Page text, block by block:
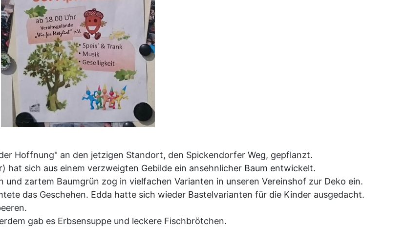
Hoffnung" an den jetzigen Standort, den Spickendorfer Weg, gepflanzt.
sich aus einem verzweigten Gebilde ein ansehnlicher Baum entwickelt.
zartem Baumgrün zog in vielfachen Varianten in unseren Vereinshof zur Deko ein.
das Geschehen. Edda hatte sich wieder Bastelvarianten für die Kinder ausgedacht.
gab es Erbsensuppe und leckere Fischbrötchen.